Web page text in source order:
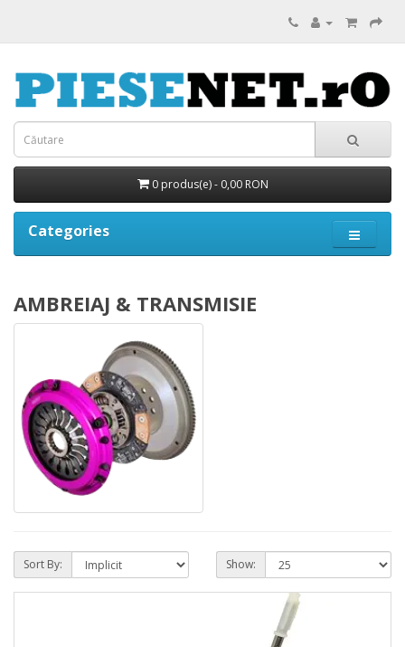
0 produs(e) - 0,00 RON
Categories
AMBREIAJ & TRANSMISIE
Sort By: Show: